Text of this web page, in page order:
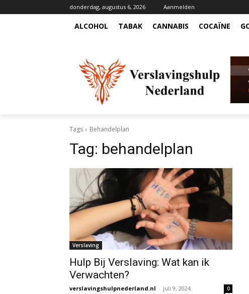
donderdag, augustus 6, 2026 Aanmelden
ALCOHOL TABAK CANNABIS COCAÏNE
Tags Behandelplan
Tag: behandelplan
Verslaving
Hulp Bij Verslaving: Wat kan ik
Verwachten?
verslavingshulpnederland.nl - juli 9, 2024 0